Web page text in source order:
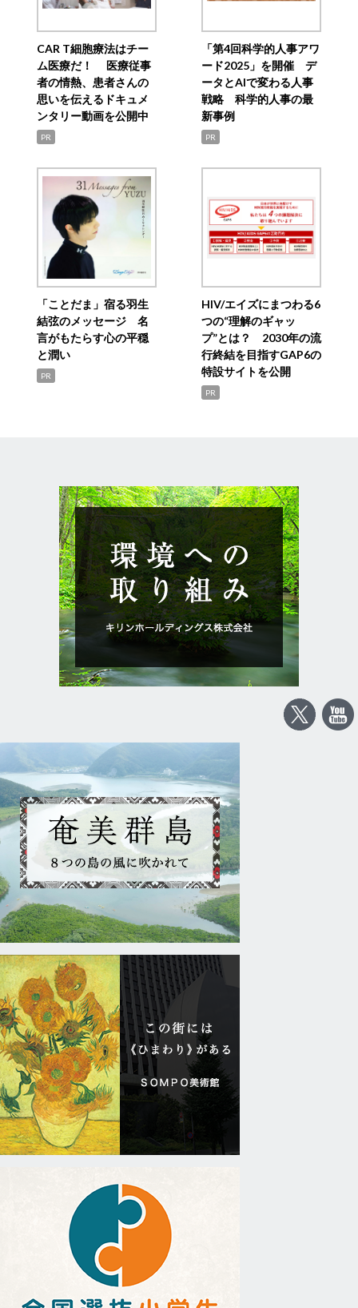
CAR T細胞療法はチー
ム医療だ！ 医療従事
者の情熱、患者さんの
思いを伝えるドキュメ
ンタリー動画を公開中
PR
「第4回科学的人事アワ
ード2025」を開催 デ
ータとAIで変わる人事
戦略 科学的人事の最
新事例
PR
「ことだま」宿る羽生
結弦のメッセージ 名
言がもたらす心の平穏
と潤い
PR
HIV/エイズにまつわる6
つの“理解のギャッ
プ”とは？ 2030年の流
行終結を目指すGAP6の
特設サイトを公開
PR